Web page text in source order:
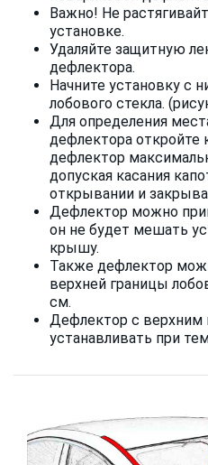
Важно! Не
установке.
Удаляйте защитную
дефлектора.
Начните установку с
лобового стекла.
Для определения
дефлектора откройте
дефлектор
допуская касания
открывании и
Дефлектор можно
он не будет мешать
крышу.
Также дефлектор
верхней границы
см.
Дефлектор с верхним
устанавливать при